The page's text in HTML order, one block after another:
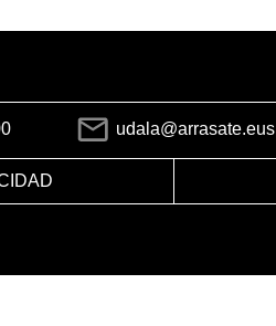
udala@arrasate.eus